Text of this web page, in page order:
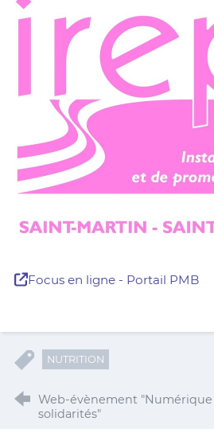
Focus en ligne - Portail PMB
NUTRITION
Web-évènement "Numérique
solidarités"